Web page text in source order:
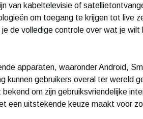
van kabeltelevisie of
om toegang te krijgen tot live
de volledige controle over wat je wilt
apparaten, waaronder Android,
kunnen gebruikers overal ter wereld
om zijn gebruiksvriendelijke
een uitstekende keuze maakt voor